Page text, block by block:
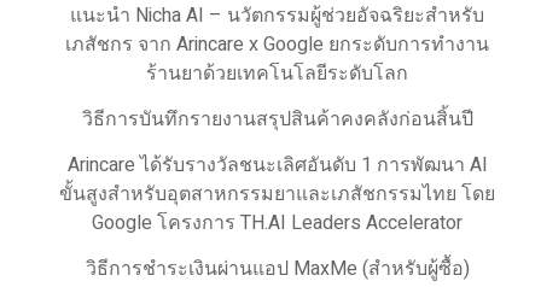
แนะนำ Nicha AI – นวัตกรรมผู้ช่วยอัจฉริยะสำหรับ
เภสัชกร จาก Arincare x Google ยกระดับการทำงาน
ร้านยาด้วยเทคโนโลยีระดับโลก
วิธีการบันทึกรายงานสรุปสินค้าคงคลังก่อนสิ้นปี
Arincare ได้รับรางวัลชนะเลิศอันดับ 1 การพัฒนา AI
ขั้นสูงสำหรับอุตสาหกรรมยาและเภสัชกรรมไทย โดย
Google โครงการ TH.AI Leaders Accelerator
วิธีการชำระเงินผ่านแอป MaxMe (สำหรับผู้ซื้อ)